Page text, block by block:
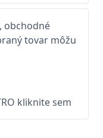
obchodné
tovar môžu
kliknite sem